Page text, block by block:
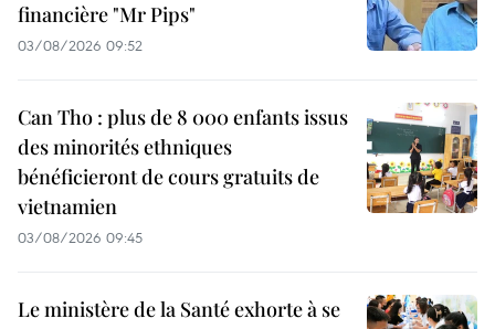
financière "Mr Pips"
03/08/2026 09:52
Can Tho : plus de 8 000 enfants issus
des minorités ethniques
bénéficieront de cours gratuits de
vietnamien
03/08/2026 09:45
Le ministère de la Santé exhorte à se